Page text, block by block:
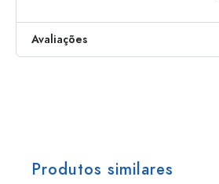
Avaliações
Produtos similares